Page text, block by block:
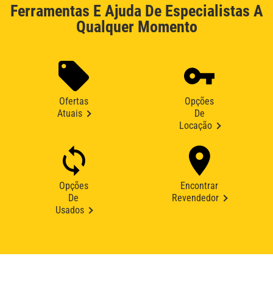
Ferramentas E Ajuda De Especialistas A
Qualquer Momento
Ofertas
Atuais
Opções
De
Locação
Opções
De
Usados
Encontrar
Revendedor